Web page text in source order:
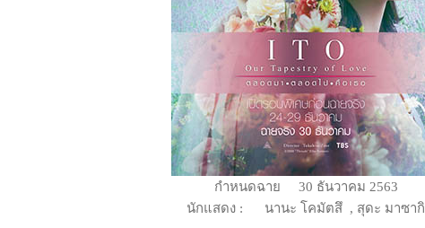
กำหนดฉาย 30 ธันวาคม 2563
นักแสดง : นานะ โคมัตสึ , สุดะ มาซากิ